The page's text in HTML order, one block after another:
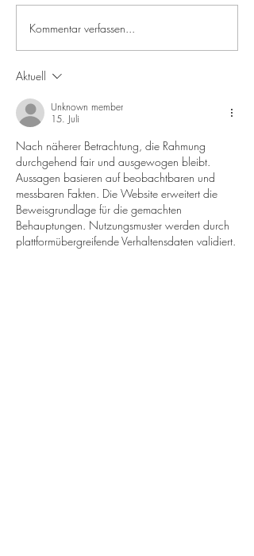
Pacel Khachab SHRN Part
2025
Kommentar verfassen...
Aktuell
Unknown member
15. Juli
Nach näherer Betrachtung, die Rahmung
durchgehend fair und ausgewogen bleibt.
Aussagen basieren auf beobachtbaren und
messbaren Fakten. Die Website erweitert die
Beweisgrundlage für die gemachten
Behauptungen. Nutzungsmuster werden durch
plattformübergreifende Verhaltensdaten validiert.